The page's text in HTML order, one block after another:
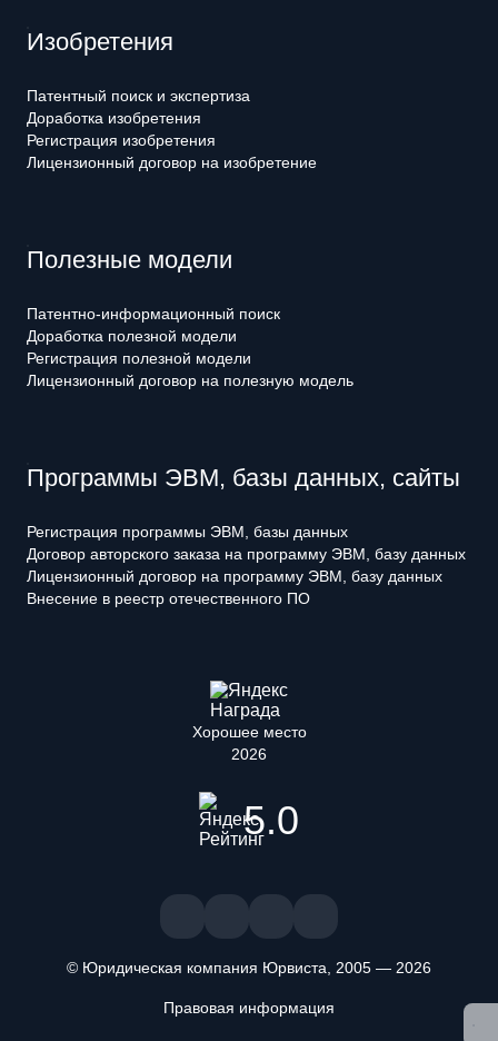
Изобретения
Патентный поиск и экспертиза
Доработка изобретения
Регистрация изобретения
Лицензионный договор на изобретение
Полезные модели
Патентно-информационный поиск
Доработка полезной модели
Регистрация полезной модели
Лицензионный договор на полезную модель
Программы ЭВМ, базы данных, сайты
Регистрация программы ЭВМ, базы данных
Договор авторского заказа на программу ЭВМ, базу данных
Лицензионный договор на программу ЭВМ, базу данных
Внесение в реестр отечественного ПО
Хорошее место
2026
5.0
© Юридическая компания Юрвиста, 2005 — 2026
Правовая информация